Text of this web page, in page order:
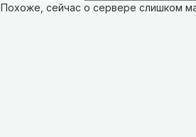
Похоже, сейчас о сервере слишком